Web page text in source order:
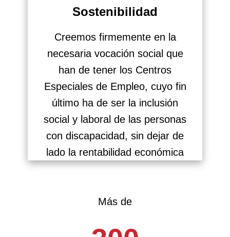
Sostenibilidad
Creemos firmemente en la
necesaria vocación social que
han de tener los Centros
Especiales de Empleo, cuyo fin
último ha de ser la inclusión
social y laboral de las personas
con discapacidad, sin dejar de
lado la rentabilidad económica
Más de